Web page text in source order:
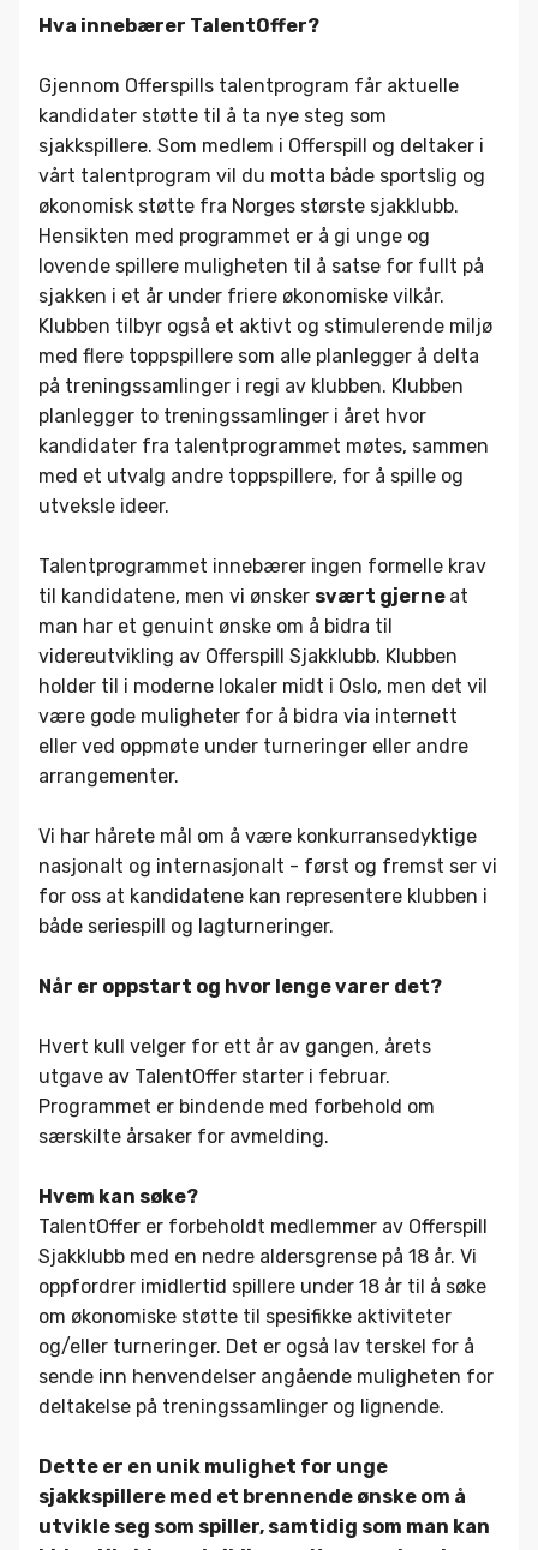
Hva innebærer TalentOffer?
Gjennom Offerspills talentprogram får aktuelle
kandidater støtte til å ta nye steg som
sjakkspillere. Som medlem i Offerspill og deltaker i
vårt talentprogram vil du motta både sportslig og
økonomisk støtte fra Norges største sjakklubb.
Hensikten med programmet er å gi unge og
lovende spillere muligheten til å satse for fullt på
sjakken i et år under friere økonomiske vilkår.
Klubben tilbyr også et aktivt og stimulerende miljø
med flere toppspillere som alle planlegger å delta
på treningssamlinger i regi av klubben. Klubben
planlegger to treningssamlinger i året hvor
kandidater fra talentprogrammet møtes, sammen
med et utvalg andre toppspillere, for å spille og
utveksle ideer.
Talentprogrammet innebærer ingen formelle krav
til kandidatene, men vi ønsker svært gjerne at
man har et genuint ønske om å bidra til
videreutvikling av Offerspill Sjakklubb. Klubben
holder til i moderne lokaler midt i Oslo, men det vil
være gode muligheter for å bidra via internett
eller ved oppmøte under turneringer eller andre
arrangementer.
Vi har hårete mål om å være konkurransedyktige
nasjonalt og internasjonalt - først og fremst ser vi
for oss at kandidatene kan representere klubben i
både seriespill og lagturneringer.
Når er oppstart og hvor lenge varer det?
Hvert kull velger for ett år av gangen, årets
utgave av TalentOffer starter i februar.
Programmet er bindende med forbehold om
særskilte årsaker for avmelding.
Hvem kan søke?
TalentOffer er forbeholdt medlemmer av Offerspill
Sjakklubb med en nedre aldersgrense på 18 år. Vi
oppfordrer imidlertid spillere under 18 år til å søke
om økonomiske støtte til spesifikke aktiviteter
og/eller turneringer. Det er også lav terskel for å
sende inn henvendelser angående muligheten for
deltakelse på treningssamlinger og lignende.
Dette er en unik mulighet for unge
sjakkspillere med et brennende ønske om å
utvikle seg som spiller, samtidig som man kan